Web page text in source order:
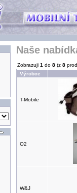
Naše
Zobrazuji 1 do 8 (z 8
Výrobce
T-Mobile
O2
W&J